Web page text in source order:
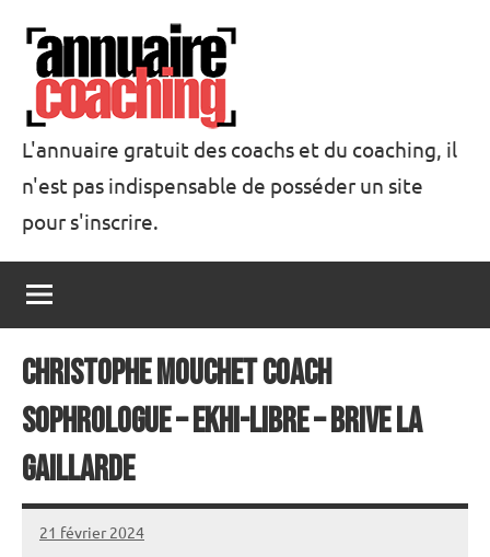
contenu
Annuaire
Coaching
L'annuaire gratuit des coachs et du coaching, il
n'est pas indispensable de posséder un site
pour s'inscrire.
Christophe MOUCHET coach
sophrologue – ekhi-libre – BRIVE la
GAILLARDE
21 février 2024
annuairecoaching